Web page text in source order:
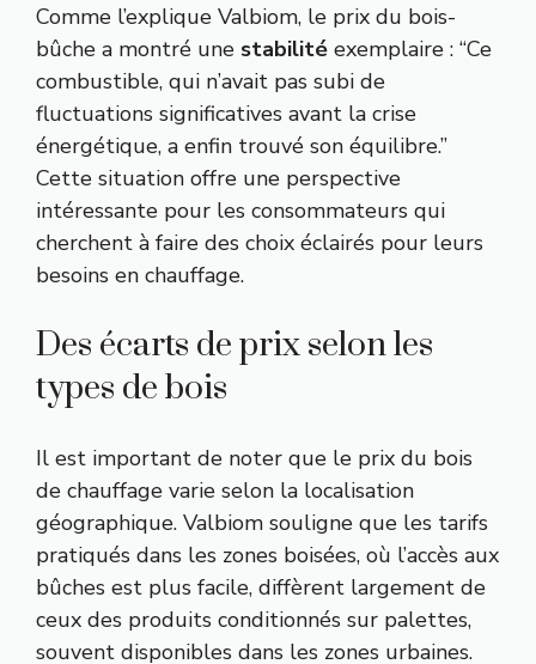
Comme l’explique Valbiom, le prix du bois-
bûche a montré une stabilité exemplaire : “Ce
combustible, qui n’avait pas subi de
fluctuations significatives avant la crise
énergétique, a enfin trouvé son équilibre.”
Cette situation offre une perspective
intéressante pour les consommateurs qui
cherchent à faire des choix éclairés pour leurs
besoins en chauffage.
Des écarts de prix selon les
types de bois
Il est important de noter que le prix du bois
de chauffage varie selon la localisation
géographique. Valbiom souligne que les tarifs
pratiqués dans les zones boisées, où l’accès aux
bûches est plus facile, diffèrent largement de
ceux des produits conditionnés sur palettes,
souvent disponibles dans les zones urbaines.